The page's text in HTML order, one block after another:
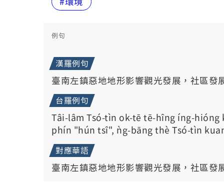
例句
漢羅例句
臺南左鎮惡地地形影響觀光發展，社區
台羅例句
Tâi-lâm Tsó-tìn ok-tē tē-hîng íng-
phín "hún tsî", ǹg-bāng thè Tsó-tìn
對應華語
臺南左鎮惡地地形影響觀光發展，社區